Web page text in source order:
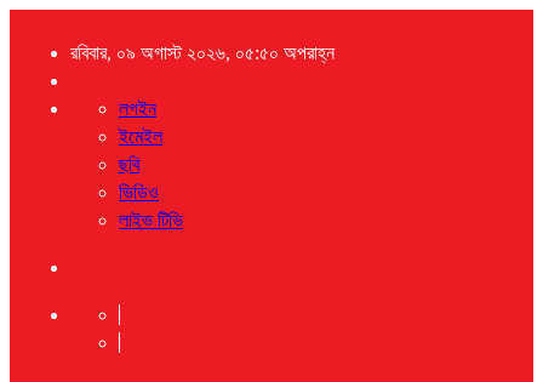
রবিবার, ০৯ অগাস্ট ২০২৬, ০৫:৫০ অপরাহ্ন
লগইন
ইমেইল
ছবি
ভিডিও
লাইভ টিভি